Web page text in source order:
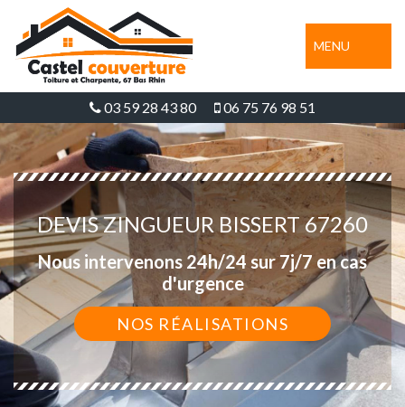
MENU
03 59 28 43 80 06 75 76 98 51
DEVIS ZINGUEUR BISSERT 67260
Nous intervenons 24h/24 sur 7j/7 en cas
d'urgence
NOS RÉALISATIONS